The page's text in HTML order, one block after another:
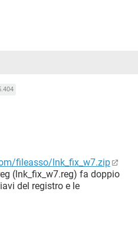
fileasso/lnk_fix_w7.zip
(lnk_fix_w7.reg) fa doppio
del registro e le